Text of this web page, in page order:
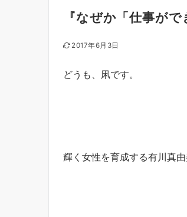
『なぜか「仕事が
2017年6月3日
どうも、凩です。
輝く女性を育成する有川真由